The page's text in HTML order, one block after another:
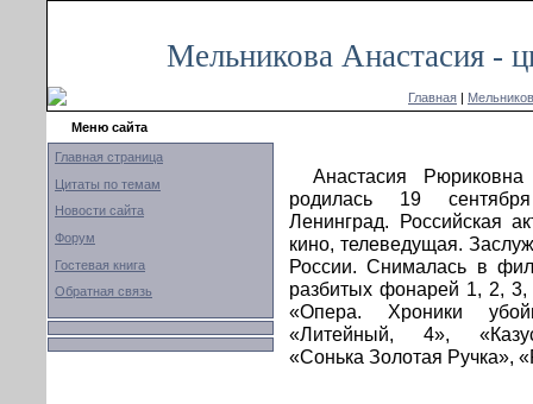
Мельникова Анастасия -
Главная |
Меню сайта
Главная страница
Цитаты по темам
Новости сайта
Форум
Гостевая книга
Обратная связь
Анастасия
родилась 19
Ленинград. Российская
кино, телеведущая.
России. Снималась в
разбитых фонарей 1, 2,
«Опера. Хроники
«Литейный, 4»,
«Сонька Золотая Ручка»,